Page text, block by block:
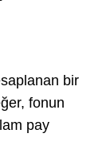
bir
fonun
pay